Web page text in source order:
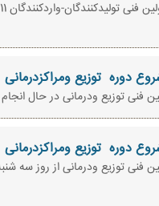
1403/02/11 از روز دوشنبه مورخ 1402/12/07 از ساعت 11 آغاز می‌گردد.
دوره ‌ توزیع ومراکزدرمانی
توزیع ودرمانی در حال انجام است و
دوره ‌ توزیع ومراکزدرمانی